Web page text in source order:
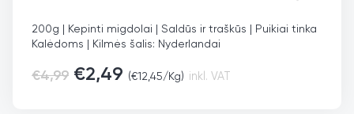
200g | Kepinti migdolai | Saldūs ir traškūs | Puikiai tinka
Kalėdoms | Kilmės šalis: Nyderlandai
€4,99 €2,49 (€12,45/Kg) inkl. VAT